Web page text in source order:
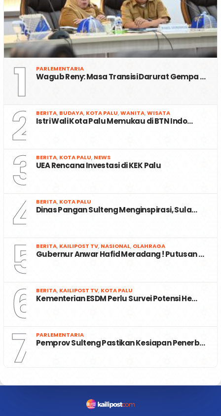
1 PARLEMENTARIA
Wagub Reny: Masa Transisi Darurat Gempa …
2 BERITA, BUDAYA, KOTA PALU,WANITA,WISATA
Istri Wali Kota Palu Memukau di BTN Indo…
3 BERITA, KOTA PALU, NEWS
UEA Rencana Investasi di KEK Palu
4 BERITA, KOTA PALU
Dinas Pangan Sulteng Menginspirasi, Sula…
5 BERITA, KAILIPOST TV, NASIONAL, OLAHRAGA
Gubernur Anwar Hafid Meradang ! Putusan …
6 BERITA, KAILIPOST TV, KOTA PALU
Kementerian ESDM Perlu Survei Potensi He…
7 PARLEMENTARIA
Pemprov Sulteng Pastikan Kesiapan Penerb…